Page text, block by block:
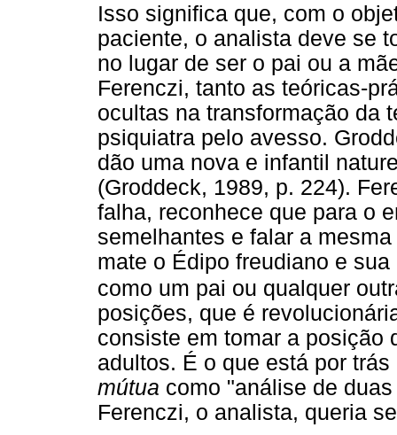
Isso significa que, com o
paciente, o analista deve se
no lugar de ser o pai ou a
Ferenczi, tanto as teóricas-
ocultas na transformação da
psiquiatra pelo avesso.
dão uma nova e infantil
(Groddeck, 1989, p. 224).
falha, reconhece que para o
semelhantes e falar a
mate o Édipo freudiano e
como um pai ou qualquer
posições, que é
consiste em tomar a posição
adultos. É o que está por
mútua como "análise de
Ferenczi, o analista, queria